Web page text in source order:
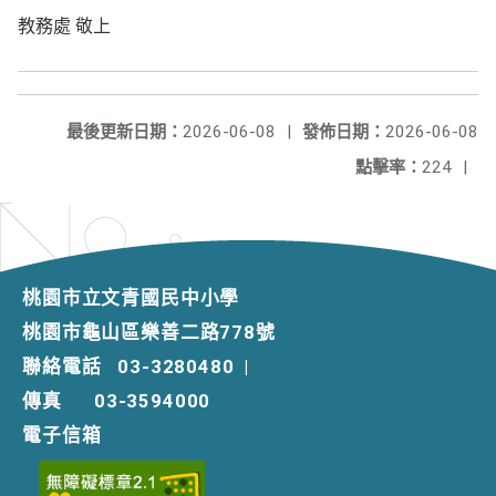
教務處 敬上
發佈日期： 2026-06-08
最後更新日期： 2026-06-08
|
點擊率： 224 |
桃園市立文青國民中小學
桃園市龜山區樂善二路778號
聯絡電話
03-3280480 |
傳真
03-3594000
電子信箱